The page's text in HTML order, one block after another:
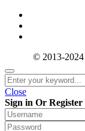
© 2013-
Close
Sign in Or Register